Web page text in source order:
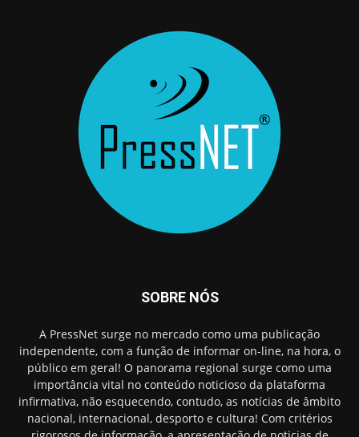
SOBRE NÓS
A PressNet surge no mercado como uma publicação
independente, com a função de informar on-line, na hora, o
público em geral! O panorama regional surge como uma
importância vital no conteúdo noticioso da plataforma
infirmativa, não esquecendo, contudo, as notícias de âmbito
nacional, internacional, desporto e cultura! Com critérios